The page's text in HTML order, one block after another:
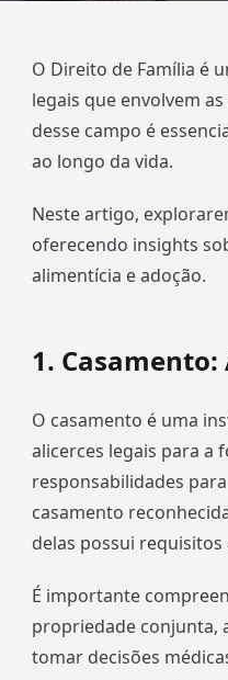
O Direito de Família é
legais que envolvem
desse campo é
ao longo da vida.
Neste artigo,
oferecendo insights
alimentícia e adoção.
1. Casamento:
O casamento é uma
alicerces legais para a
responsabilidades
casamento
delas possui requisitos
É importante
propriedade conjunta,
tomar decisões